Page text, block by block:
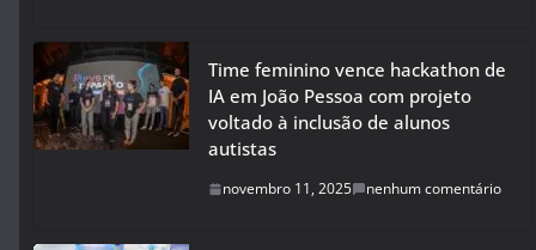
Time feminino vence hackathon de
IA em João Pessoa com projeto
voltado à inclusão de alunos
autistas
novembro 11, 2025 nenhum comentário